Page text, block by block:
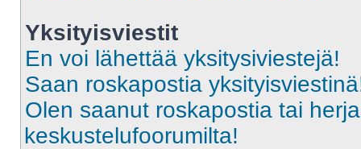
Yksityisviestit
En voi lähettää yksitysiviestejä!
Saan roskapostia
Olen saanut roskapostia tai
keskustelufoorumilta!